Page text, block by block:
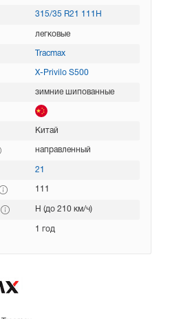
315/35 R21 111H
легковые
Tracmax
X-Privilo S500
зимние шипованные
Китай
направленный
21
111
H (до 210 км/ч)
1 год